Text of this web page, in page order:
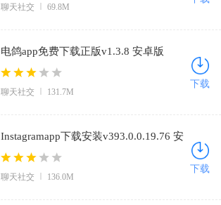
聊天社交 69.8M
电鸽app免费下载正版v1.3.8 安卓版
聊天社交 131.7M
下载
Instagramapp下载安装v393.0.0.19.76 安
卓版
聊天社交 136.0M
下载